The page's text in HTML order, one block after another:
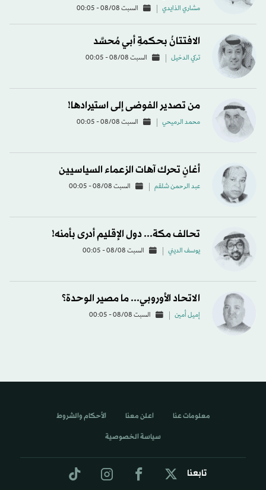
مشاري الذايدي السبت 08/08 - 00:05
الافتتانُ بحكمةِ أبي مُحسَّد
تركي الدخيل السبت 08/08 - 00:05
من تصدير الفوضى إلى استيرادها!
محمد الرميحي السبت 08/08 - 00:05
أغانٍ تحرك آهات الزعماء السياسيين
عبد الرحمن شلقم السبت 08/08 - 00:05
تحالف مكة... دول الإقليم أدرى بأمنه!
يوسف الديني السبت 08/08 - 00:05
الاتحاد الأوروبي... ما مصير الوحدة؟
إميل أمين السبت 08/08 - 00:05
تابعنا
معلومات عنا اعلن معنا الأحكام والشروط
سياسة الخصوصية